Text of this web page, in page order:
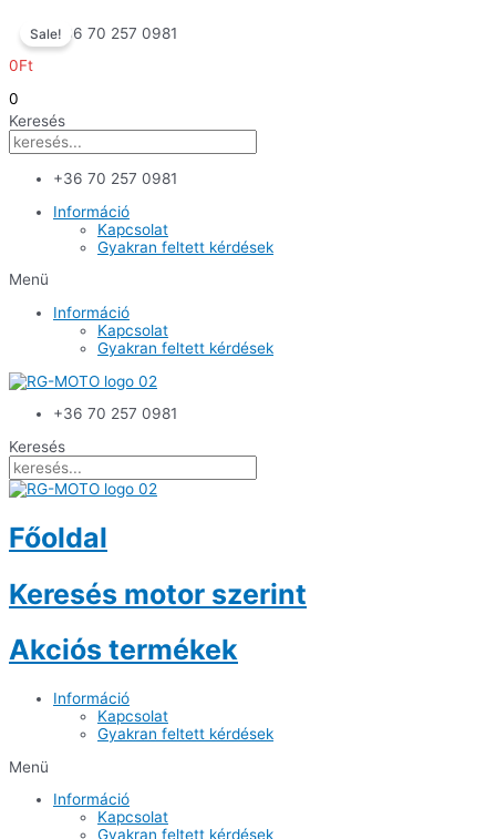
content
+36 70 257 0981
0Ft
0
Keresés
+36 70 257 0981
Információ
Kapcsolat
Gyakran feltett kérdések
Menü
Információ
Kapcsolat
Gyakran feltett kérdések
+36 70 257 0981
Keresés
Főoldal
Keresés motor szerint
Akciós termékek
Információ
Kapcsolat
Gyakran feltett kérdések
Menü
Információ
Kapcsolat
Gyakran feltett kérdések
Sale!